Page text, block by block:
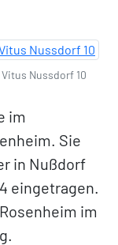
Nussdorf 10
im
Sie
in Nußdorf
eingetragen.
im